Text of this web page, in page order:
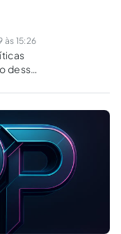
15:26
desses